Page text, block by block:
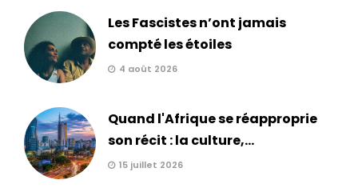
Les Fascistes n’ont jamais
compté les étoiles
4 août 2026
Quand l'Afrique se réapproprie
son récit : la culture,...
15 juillet 2026